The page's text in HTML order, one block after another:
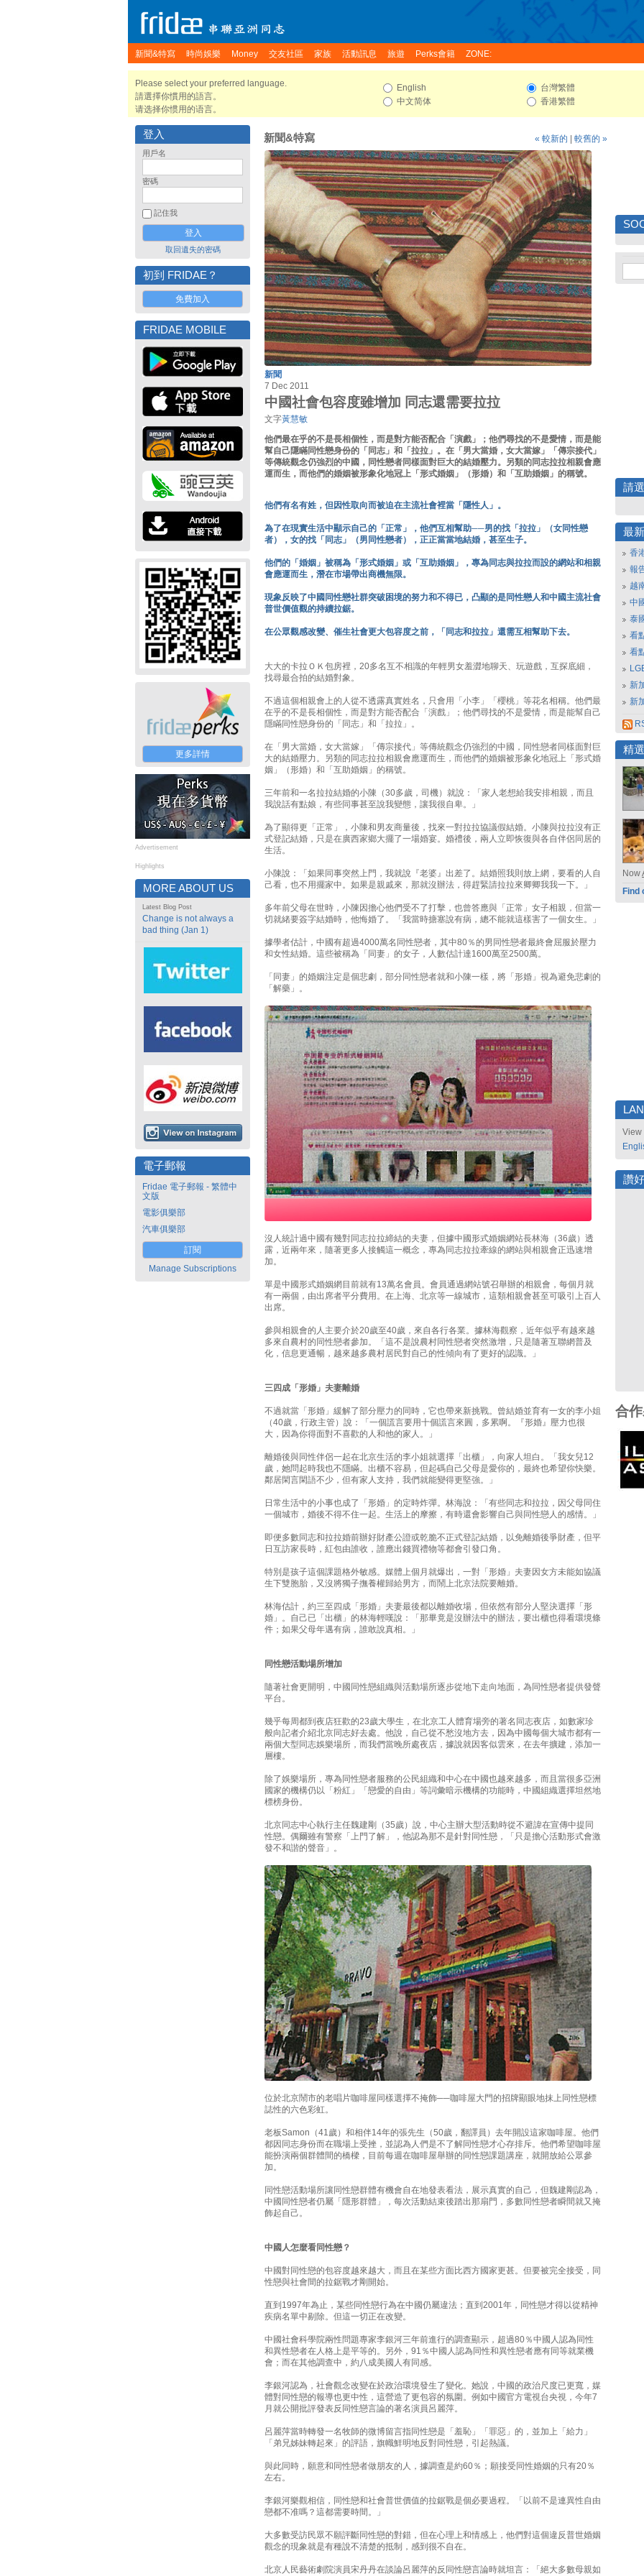
新聞&特寫 時尚娛樂 Money 交友社區 家族 活動訊息 旅遊 Perks會籍 ZONE:
Please select your preferred language.
請選擇你慣用的語言。
请选择你惯用的语言。
English
中文简体
台灣繁體
香港繁體
登入
用戶名
密碼
記住我
取回遺失的密碼
初到 FRIDAE？
免費加入
FRIDAE MOBILE
更多詳情
Advertisement
Highlights
MORE ABOUT US
Latest Blog Post
Change is not always a
bad thing (Jan 1)
電子郵報
Fridae 電子郵報 - 繁體中
文版
電影俱樂部
汽車俱樂部
訂閱
Manage Subscriptions
新聞&特寫 « 較新的 較舊的 »
新聞
7 Dec 2011
中國社會包容度雖增加 同志還需要拉拉
文字黃慧敏
他們最在乎的不是長相個性，而是對方能否配合「演戲」；他們尋找的不是愛情，而是能
幫自己隱瞞同性戀身份的「同志」和「拉拉」。在「男大當婚，女大當嫁」「傳宗接代」
等傳統觀念仍強烈的中國，同性戀者同樣面對巨大的結婚壓力。另類的同志拉拉相親會應
運而生，而他們的婚姻被形象化地冠上「形式婚姻」（形婚）和「互助婚姻」的稱號。
他們有名有姓，但因性取向而被迫在主流社會裡當「隱性人」。
為了在現實生活中顯示自己的「正常」，他們互相幫助──男的找「拉拉」（女同性戀
者），女的找「同志」（男同性戀者），正正當當地結婚，甚至生子。
他們的「婚姻」被稱為「形式婚姻」或「互助婚姻」，專為同志與拉拉而設的網站和相親
會應運而生，潛在市場帶出商機無限。
現象反映了中國同性戀社群突破困境的努力和不得已，凸顯的是同性戀人和中國主流社會
普世價值觀的持續拉鋸。
在公眾觀感改變、催生社會更大包容度之前，「同志和拉拉」還需互相幫助下去。
大大的卡拉ＯＫ包房裡，20多名互不相識的年輕男女羞澀地聊天、玩遊戲，互探底細，
找尋最合拍的結婚對象。
不過這個相親會上的人從不透露真實姓名，只會用「小李」「櫻桃」等花名相稱。他們最
在乎的不是長相個性，而是對方能否配合「演戲」；他們尋找的不是愛情，而是能幫自己
隱瞞同性戀身份的「同志」和「拉拉」。
在「男大當婚，女大當嫁」「傳宗接代」等傳統觀念仍強烈的中國，同性戀者同樣面對巨
大的結婚壓力。另類的同志拉拉相親會應運而生，而他們的婚姻被形象化地冠上「形式婚
姻」（形婚）和「互助婚姻」的稱號。
三年前和一名拉拉結婚的小陳（30多歲，司機）就說：「家人老想給我安排相親，而且
我說話有點娘，有些同事甚至說我變態，讓我很自卑。」
為了顯得更「正常」，小陳和男友商量後，找來一對拉拉協議假結婚。小陳與拉拉沒有正
式登記結婚，只是在廣西家鄉大擺了一場婚宴。婚禮後，兩人立即恢復與各自伴侶同居的
生活。
小陳說：「如果同事突然上門，我就說『老婆』出差了。結婚照我則放上網，要看的人自
己看，也不用擺家中。如果是親戚來，那就沒辦法，得趕緊請拉拉來卿卿我我一下。」
多年前父母在世時，小陳因擔心他們受不了打擊，也曾答應與「正常」女子相親，但當一
切就緒要簽字結婚時，他悔婚了。「我當時搪塞說有病，總不能就這樣害了一個女生。」
據學者估計，中國有超過4000萬名同性戀者，其中80％的男同性戀者最終會屈服於壓力
和女性結婚。這些被稱為「同妻」的女子，人數估計達1600萬至2500萬。
「同妻」的婚姻注定是個悲劇，部分同性戀者就和小陳一樣，將「形婚」視為避免悲劇的
「解藥」。
沒人統計過中國有幾對同志拉拉締結的夫妻，但據中國形式婚姻網站長林海（36歲）透
露，近兩年來，隨著更多人接觸這一概念，專為同志拉拉牽線的網站與相親會正迅速增
加。
單是中國形式婚姻網目前就有13萬名會員。會員通過網站號召舉辦的相親會，每個月就
有一兩個，由出席者平分費用。在上海、北京等一線城市，這類相親會甚至可吸引上百人
出席。
參與相親會的人主要介於20歲至40歲，來自各行各業。據林海觀察，近年似乎有越來越
多來自農村的同性戀者參加。「這不是說農村同性戀者突然激增，只是隨著互聯網普及
化，信息更通暢，越來越多農村居民對自己的性傾向有了更好的認識。」
三四成「形婚」夫妻離婚
不過就當「形婚」緩解了部分壓力的同時，它也帶來新挑戰。曾結婚並育有一女的李小姐
（40歲，行政主管）說：「一個謊言要用十個謊言來圓，多累啊。『形婚』壓力也很
大，因為你得面對不喜歡的人和他的家人。」
離婚後與同性伴侶一起在北京生活的李小姐就選擇「出櫃」，向家人坦白。「我女兒12
歲，她問起時我也不隱瞞。出櫃不容易，但起碼自己父母是愛你的，最終也希望你快樂。
鄰居閑言閑語不少，但有家人支持，我們就能變得更堅強。」
日常生活中的小事也成了「形婚」的定時炸彈。林海說：「有些同志和拉拉，因父母同住
一個城市，婚後不得不住一起。生活上的摩擦，有時還會影響自己與同性戀人的感情。」
即便多數同志和拉拉婚前辦好財產公證或乾脆不正式登記結婚，以免離婚後爭財產，但平
日互訪家長時，紅包由誰收，誰應出錢買禮物等都會引發口角。
特別是孩子這個課題格外敏感。媒體上個月就爆出，一對「形婚」夫妻因女方未能如協議
生下雙胞胎，又沒將獨子撫養權歸給男方，而鬧上北京法院要離婚。
林海估計，約三至四成「形婚」夫妻最後都以離婚收場，但依然有部分人堅決選擇「形
婚」。自己已「出櫃」的林海輕嘆說：「那畢竟是沒辦法中的辦法，要出櫃也得看環境條
件；如果父母年邁有病，誰敢說真相。」
同性戀活動場所增加
隨著社會更開明，中國同性戀組織與活動場所逐步從地下走向地面，為同性戀者提供發聲
平台。
幾乎每周都到夜店狂歡的23歲大學生，在北京工人體育場旁的著名同志夜店，如數家珍
般向記者介紹北京同志好去處。他說，自己從不愁沒地方去，因為中國每個大城市都有一
兩個大型同志娛樂場所，而我們當晚所處夜店，據說就因客似雲來，在去年擴建，添加一
層樓。
除了娛樂場所，專為同性戀者服務的公民組織和中心在中國也越來越多，而且當很多亞洲
國家的機構仍以「粉紅」「戀愛的自由」等詞彙暗示機構的功能時，中國組織選擇坦然地
標榜身份。
北京同志中心執行主任魏建剛（35歲）說，中心主辦大型活動時從不避諱在宣傳中提同
性戀。偶爾雖有警察「上門了解」，他認為那不是針對同性戀，「只是擔心活動形式會激
發不和諧的聲音」。
位於北京鬧市的老唱片咖啡屋同樣選擇不掩飾──咖啡屋大門的招牌顯眼地抹上同性戀標
誌性的六色彩虹。
老板Samon（41歲）和相伴14年的張先生（50歲，翻譯員）去年開設這家咖啡屋。他們
都因同志身份而在職場上受挫，並認為人們是不了解同性戀才心存排斥。他們希望咖啡屋
能扮演兩個群體間的橋樑，目前每週在咖啡屋舉辦的同性戀課題講座，就開放給公眾參
加。
同性戀活動場所讓同性戀群體有機會自在地發表看法，展示真實的自己，但魏建剛認為，
中國同性戀者仍屬「隱形群體」，每次活動結束後踏出那扇門，多數同性戀者瞬間就又掩
飾起自己。
中國人怎麼看同性戀？
中國對同性戀的包容度越來越大，而且在某些方面比西方國家更甚。但要被完全接受，同
性戀與社會間的拉鋸戰才剛開始。
直到1997年為止，某些同性戀行為在中國仍屬違法；直到2001年，同性戀才得以從精神
疾病名單中剔除。但這一切正在改變。
中國社會科學院兩性問題專家李銀河三年前進行的調查顯示，超過80％中國人認為同性
和異性戀者在人格上是平等的。另外，91％中國人認為同性和異性戀者應有同等就業機
會；而在其他調查中，約八成美國人有同感。
李銀河認為，社會觀念改變在於政治環境發生了變化。她說，中國的政治尺度已更寬，媒
體對同性戀的報導也更中性，這營造了更包容的氛圍。例如中國官方電視台央視，今年7
月就公開批評發表反同性戀言論的著名演員呂麗萍。
呂麗萍當時轉發一名牧師的微博留言指同性戀是「羞恥」「罪惡」的，並加上「給力」
「弟兄姊妹轉起來」的評語，旗幟鮮明地反對同性戀，引起熱議。
與此同時，願意和同性戀者做朋友的人，據調查是約60％；願接受同性婚姻的只有20％
左右。
李銀河樂觀相信，同性戀和社會普世價值的拉鋸戰是個必要過程。「以前不是連異性自由
戀都不准嗎？這都需要時間。」
大多數受訪民眾不願評斷同性戀的對錯，但在心理上和情感上，他們對這個違反普世婚姻
觀念的現象就是有種說不清楚的抵制，感到很不自在。
北京人民藝術劇院演員宋丹丹在談論呂麗萍的反同性戀言論時就坦言：「絕大多數母親如
請
最
香
報
越
中
泰
看
看
新
新
精
Now
Find
View
讚好
合